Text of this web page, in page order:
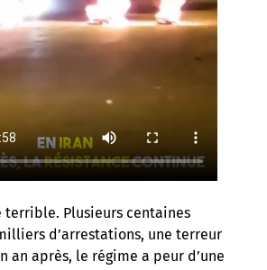
terrible. Plusieurs centaines
d’arrestations, une terreur
an après, le régime a peur d’une